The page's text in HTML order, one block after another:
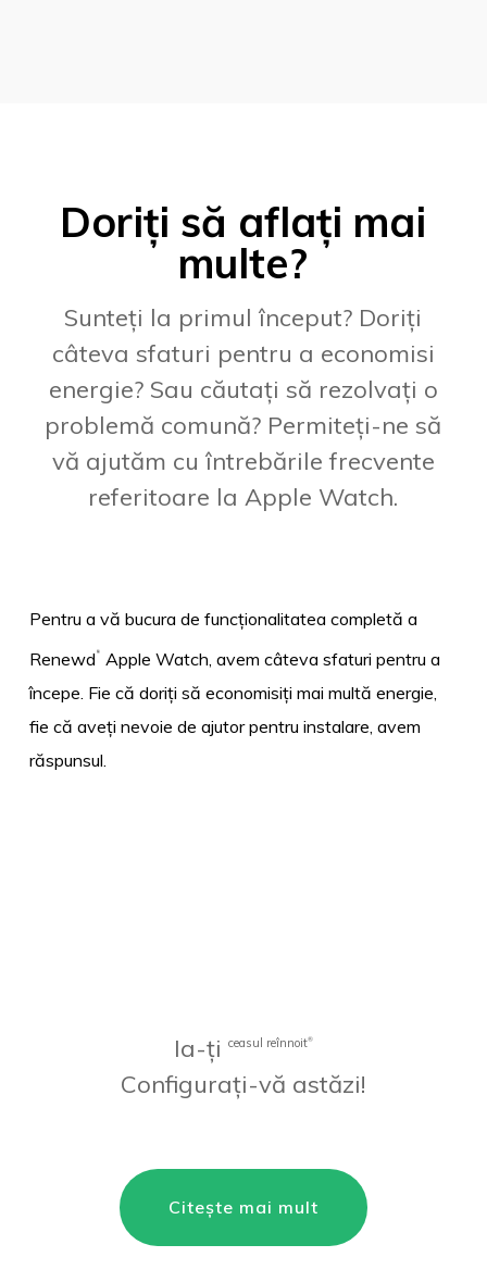
Doriți să aflați mai
multe?
Sunteți la primul început? Doriți
câteva sfaturi pentru a economisi
energie? Sau căutați să rezolvați o
problemă comună? Permiteți-ne să
vă ajutăm cu întrebările frecvente
referitoare la Apple Watch.
Pentru a vă bucura de funcționalitatea completă a
Renewd ® Apple Watch, avem câteva sfaturi pentru a
începe. Fie că doriți să economisiți mai multă energie,
fie că aveți nevoie de ajutor pentru instalare, avem
răspunsul.
Ia-ți ceasul reînnoit®
Configurați-vă astăzi!
Citește mai mult